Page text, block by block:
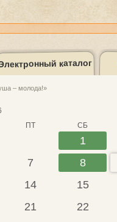
каталог
– молода!»
ПТ СБ
1
7 8
14 15
21 22